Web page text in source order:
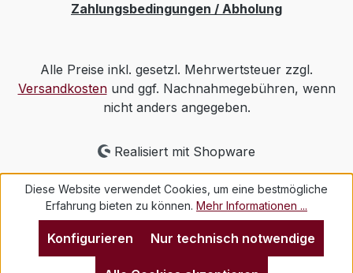
Zahlungsbedingungen / Abholung
Alle Preise inkl. gesetzl. Mehrwertsteuer zzgl.
Versandkostenund ggf. Nachnahmegebühren, wenn
nicht anders angegeben.
Realisiert mit Shopware
Diese Website verwendet Cookies, um eine bestmögliche
Erfahrung bieten zu können. Mehr Informationen ...
Nur technisch notwendige
Konfigurieren